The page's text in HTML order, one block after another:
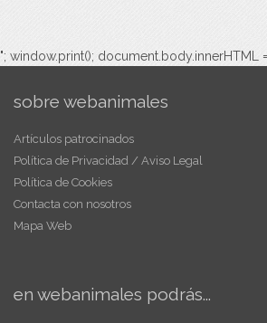
"; window.print(); document.body.innerHTML
sobre webanimales
Artículos patrocinados
Política de Privacidad / Aviso Legal
Política de Cookies
Contacta con nosotros
Mapa Web
en webanimales podrás...